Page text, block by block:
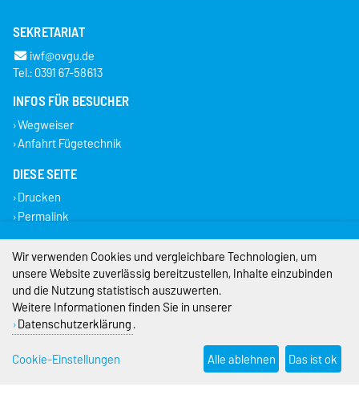
SEKRETARIAT
iwf@ovgu.de
Tel.: 0391 67-58613
INFOS FÜR BESUCHER
Wegweiser
Anfahrt Fügetechnik
DIESE SEITE
Drucken
Permalink
Impressum
Datenschutz
Cookie-Einstellungen
Wir verwenden Cookies und vergleichbare Technologien, um
unsere Website zuverlässig bereitzustellen, Inhalte einzubinden
und die Nutzung statistisch auszuwerten.
Weitere Informationen finden Sie in unserer
Datenschutzerklärung.
Cookie-Einstellungen
Alle ablehnen Das ist ok